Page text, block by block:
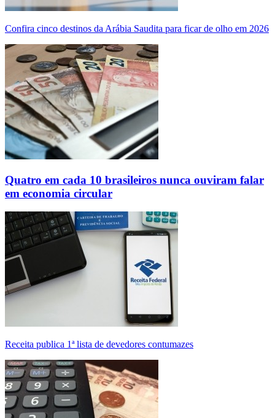
Confira cinco destinos da Arábia Saudita para ficar de olho em 2026
Quatro em cada 10 brasileiros nunca ouviram falar
em economia circular
Receita publica 1ª lista de devedores contumazes